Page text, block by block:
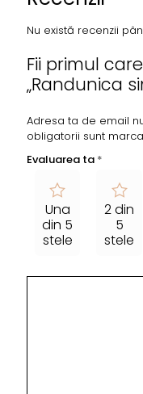
Nu există recenzii
Fii primul
„Randunica
Adresa ta de email
obligatorii sunt
Evaluarea ta *
Una
din 5
stele
2 din
5
stele